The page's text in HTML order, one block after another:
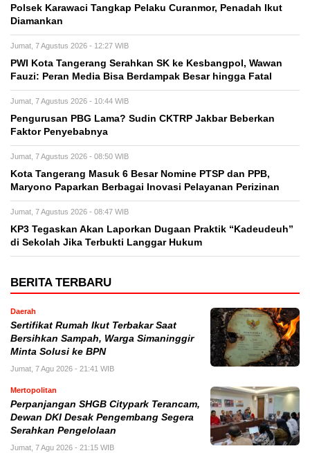
Polsek Karawaci Tangkap Pelaku Curanmor, Penadah Ikut
Diamankan
Jumat, 7 Agustus 2026 - 12:27 WIB
PWI Kota Tangerang Serahkan SK ke Kesbangpol, Wawan
Fauzi: Peran Media Bisa Berdampak Besar hingga Fatal
Jumat, 7 Agustus 2026 - 10:44 WIB
Pengurusan PBG Lama? Sudin CKTRP Jakbar Beberkan
Faktor Penyebabnya
Jumat, 7 Agustus 2026 - 08:50 WIB
Kota Tangerang Masuk 6 Besar Nomine PTSP dan PPB,
Maryono Paparkan Berbagai Inovasi Pelayanan Perizinan
Jumat, 7 Agustus 2026 - 08:47 WIB
KP3 Tegaskan Akan Laporkan Dugaan Praktik “Kadeudeuh”
di Sekolah Jika Terbukti Langgar Hukum
BERITA TERBARU
Daerah
Sertifikat Rumah Ikut Terbakar Saat
Bersihkan Sampah, Warga Simaninggir
Minta Solusi ke BPN
Jumat, 7 Agu 2026 - 21:41 WIB
Mertopolitan
Perpanjangan SHGB Citypark Terancam,
Dewan DKI Desak Pengembang Segera
Serahkan Pengelolaan
Jumat, 7 Agu 2026 - 21:15 WIB